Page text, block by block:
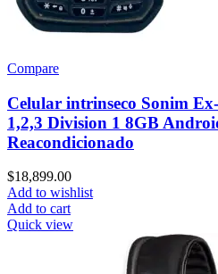
Compare
Celular intrinseco Sonim
1,2,3 Division 1 8GB
Reacondicionado
$18,899.00
Add to wishlist
Add to cart
Quick view